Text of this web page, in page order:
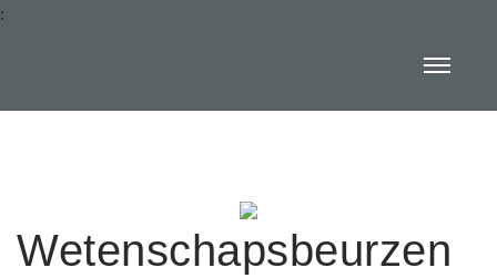
:
Wetenschapsbeurzen